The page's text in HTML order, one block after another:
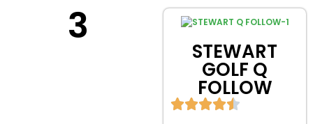
3
STEWART
GOLF Q
FOLLOW